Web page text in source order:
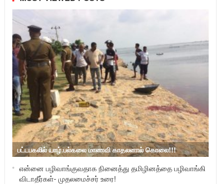
பட்டபகலில் யாழ்.பல்கலை மாணவி காதலனால் கொலை!!!
என்னை பழிவாங்குவதாக நினைத்து தமிழினத்தை பழிவாங்கி
விடாதீர்கள்- முதலமைச்சர் உரை!